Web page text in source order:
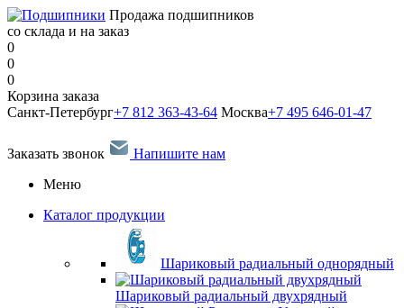
Продажа подшипников
со склада и на заказ
0
0
0
Корзина заказа
Санкт-Петербург+7 812 363-43-64 Москва+7 495 646-01-47
Заказать звонок
Напишите нам
Меню
Каталог продукции
Шариковый радиальный однорядный
Шариковый радиальный двухрядный